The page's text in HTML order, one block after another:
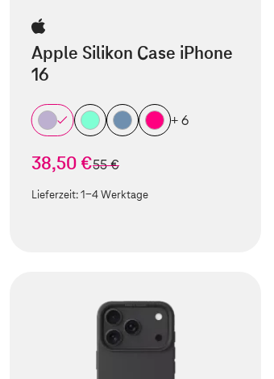
Apple Silikon Case iPhone
16
+ 6
38,50 €statt
55 €
Lieferzeit:1-4 Werktage